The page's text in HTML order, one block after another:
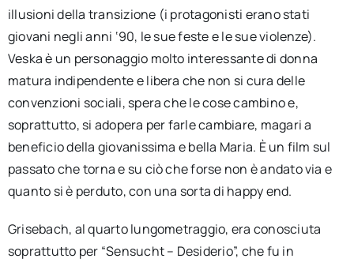
illusioni della transizione (i protagonisti erano stati
giovani negli anni ‘90, le sue feste e le sue violenze).
Veska è un personaggio molto interessante di donna
matura indipendente e libera che non si cura delle
convenzioni sociali, spera che le cose cambino e,
soprattutto, si adopera per farle cambiare, magari a
beneficio della giovanissima e bella Maria. È un film sul
passato che torna e su ciò che forse non è andato via e
quanto si è perduto, con una sorta di happy end.
Grisebach, al quarto lungometraggio, era conosciuta
soprattutto per “Sensucht – Desiderio”, che fu in